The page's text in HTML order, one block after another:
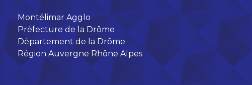
Montélimar Agglo
Préfecture de la Drôme
Département de la Drôme
Région Auvergne Rhône Alpes